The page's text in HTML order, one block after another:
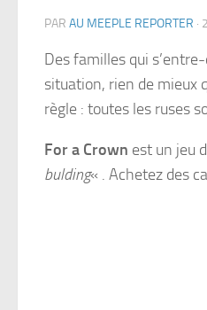
PAR AU MEEPLE REPORTER ·
Des familles qui
situation, rien de mieux
règle : toutes les ruses
For a Crown est un jeu
bulding« . Achetez des